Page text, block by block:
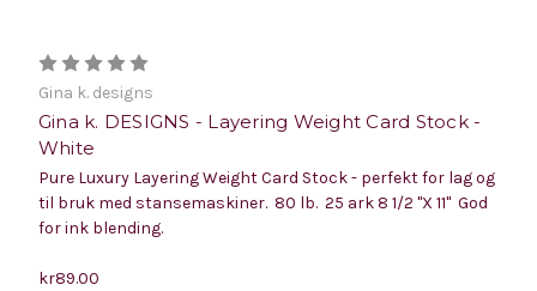
Gina k. designs
Gina k. DESIGNS - Layering Weight Card Stock -
White
Pure Luxury Layering Weight Card Stock - perfekt for lag og
til bruk med stansemaskiner. 80 lb. 25 ark 8 1/2 "X 11" God
for ink blending.
kr89.00